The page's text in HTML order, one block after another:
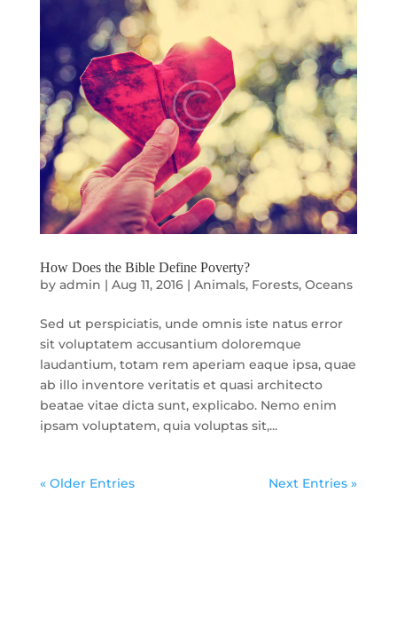
How Does the Bible Define Poverty?
by admin | Aug 11, 2016| Animals, Forests, Oceans
Sed ut perspiciatis, unde omnis iste natus error
sit voluptatem accusantium doloremque
laudantium, totam rem aperiam eaque ipsa, quae
ab illo inventore veritatis et quasi architecto
beatae vitae dicta sunt, explicabo. Nemo enim
ipsam voluptatem, quia voluptas sit,...
« Older Entries Next Entries »